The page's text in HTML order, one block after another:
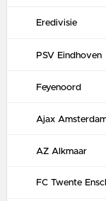
Eredivisie
PSV Eindhoven
Feyenoord
Ajax
AZ Alkmaar
FC Twente